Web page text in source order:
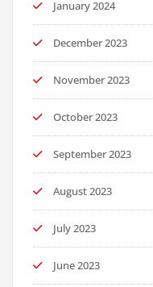
January 2024
December 2023
November 2023
October 2023
September 2023
August 2023
July 2023
June 2023